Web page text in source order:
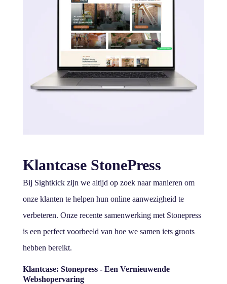
Klantcase StonePress
Bij Sightkick zijn we altijd op zoek naar manieren om
onze klanten te helpen hun online aanwezigheid te
verbeteren. Onze recente samenwerking met Stonepress
is een perfect voorbeeld van hoe we samen iets groots
hebben bereikt.
Klantcase: Stonepress - Een Vernieuwende
Webshopervaring